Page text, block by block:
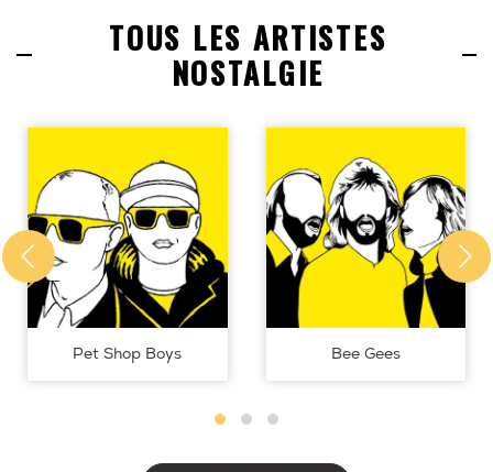
TOUS LES ARTISTES
NOSTALGIE
Pet Shop Boys Bee Gees